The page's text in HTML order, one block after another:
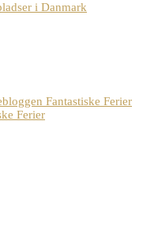
i Danmark
Fantastiske Ferier
Ferier